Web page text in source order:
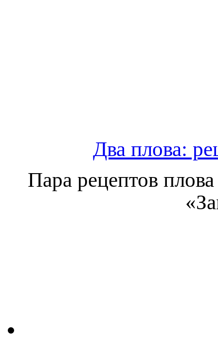
Два плова:
Пара рецептов